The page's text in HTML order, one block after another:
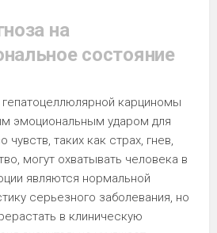
на
состояние
гепатоцеллюлярной карциномы
эмоциональным ударом для
таких как страх, гнев,
могут охватывать человека в
являются нормальной
серьезного заболевания, но
в клиническую